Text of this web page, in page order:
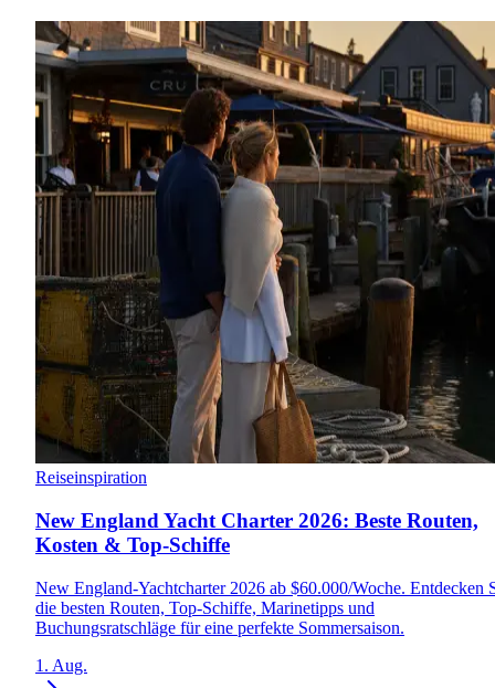
Reiseinspiration
New England Yacht Charter 2026: Beste Routen,
Kosten & Top-Schiffe
New England-Yachtcharter 2026 ab $60.000/Woche. Entdecken
die besten Routen, Top-Schiffe, Marinetipps und
Buchungsratschläge für eine perfekte Sommersaison.
1. Aug.